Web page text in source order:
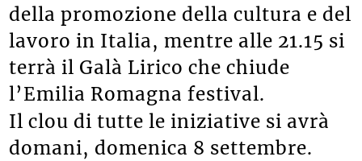
della promozione della cultura e del
lavoro in Italia, mentre alle 21.15 si
terrà il Galà Lirico che chiude
l’Emilia Romagna festival.
Il clou di tutte le iniziative si avrà
domani, domenica 8 settembre.